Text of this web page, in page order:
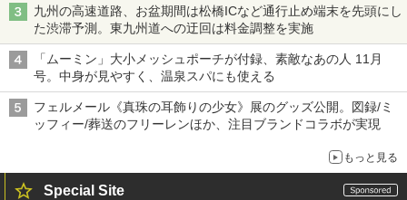
九州の高速道路、お盆期間は松橋ICなど通行止め端末を先頭にし
た渋滞予測。東九州道への迂回は料金調整を実施
「ムーミン」大小メッシュポーチが付録、素敵なあの人 11月
号。中身が見やすく、温泉スパにも使える
フェルメール《真珠の耳飾りの少女》展のグッズ公開。図録/ミ
ッフィー/葬送のフリーレンほか、注目ブランドコラボが実現
もっと見る
Special Site